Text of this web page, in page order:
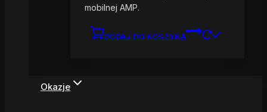
mobilnej AMP.
DODAJ DO KOSZYKA
Okazje